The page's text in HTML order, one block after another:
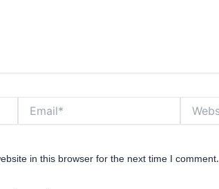
in this browser for the next time I comment.